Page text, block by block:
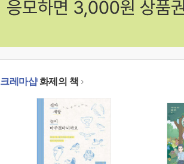
크레마샵화제의 책